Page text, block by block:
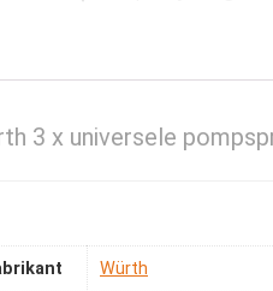
3 x universele
‎Würth